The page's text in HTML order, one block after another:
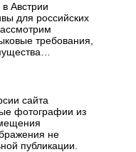
Австрии
для российских
требования,
сайта
фотографии из
не
публикации.